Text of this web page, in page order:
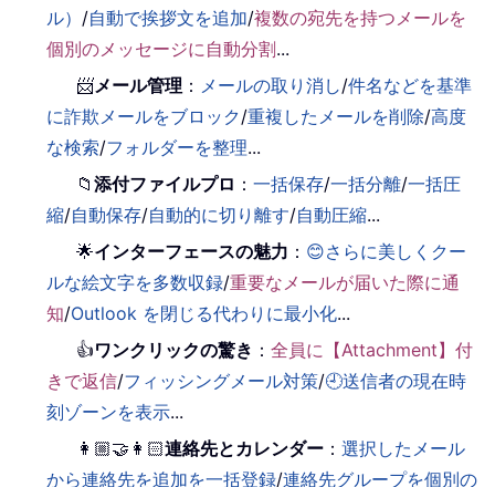
ル） /自動で挨拶文を追加/複数の宛先を持つメールを
個別のメッセージに自動分割...
📨メール管理 ： メールの取り消し/件名などを基準
に詐欺メールをブロック/重複したメールを削除/高度
な検索/フォルダーを整理...
📁添付ファイルプロ ：一括保存/一括分離/一括圧
縮/自動保存/自動的に切り離す/自動圧縮...
🌟インターフェースの魅力 ： 😊さらに美しくクー
ルな絵文字を多数収録/重要なメールが届いた際に通
知/Outlook を閉じる代わりに最小化...
👍ワンクリックの驚き ：全員に【Attachment】付
きで返信/フィッシングメール対策/🕘送信者の現在時
刻ゾーンを表示...
👩🏼‍🤝‍👩🏻連絡先とカレンダー ：選択したメール
から連絡先を追加を一括登録/連絡先グループを個別の